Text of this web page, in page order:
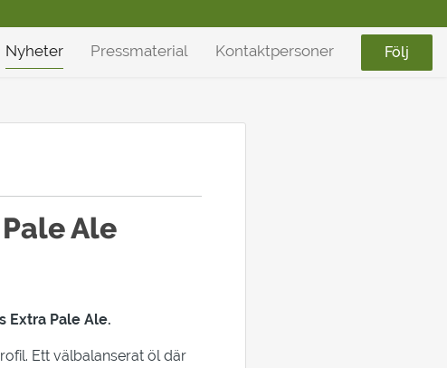
Nyheter Pressmaterial Kontaktpersoner Följ
Ale
Extra Pale Ale.
Ett välbalanserat öl där